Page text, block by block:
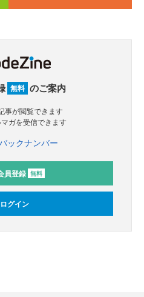
無料 のご案内
事が閲覧できます
マガを受信できます
ックナンバー
員登録 無料
ログイン